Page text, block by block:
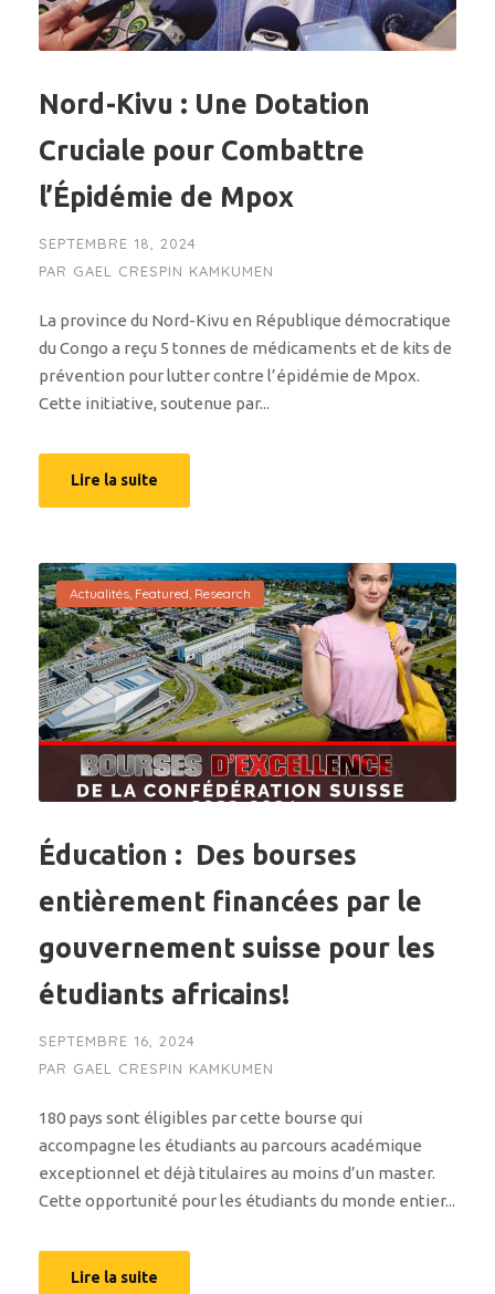
Nord-Kivu : Une Dotation
Cruciale pour Combattre
l’Épidémie de Mpox
SEPTEMBRE 18, 2024
PAR GAEL CRESPIN KAMKUMEN
La province du Nord-Kivu en République démocratique
du Congo a reçu 5 tonnes de médicaments et de kits de
prévention pour lutter contre l’épidémie de Mpox.
Cette initiative, soutenue par...
Lire la suite
Actualités, Featured, Research
Éducation : Des bourses
entièrement financées par le
gouvernement suisse pour les
étudiants africains!
SEPTEMBRE 16, 2024
PAR GAEL CRESPIN KAMKUMEN
180 pays sont éligibles par cette bourse qui
accompagne les étudiants au parcours académique
exceptionnel et déjà titulaires au moins d’un master.
Cette opportunité pour les étudiants du monde entier...
Lire la suite